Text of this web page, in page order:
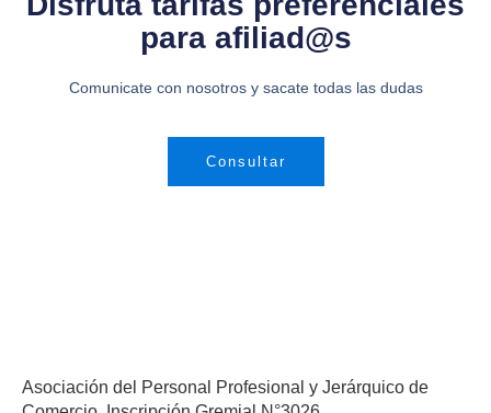
para afiliad@s
Comunicate con nosotros y sacate todas las dudas
Consultar
Asociación del Personal Profesional y Jerárquico de